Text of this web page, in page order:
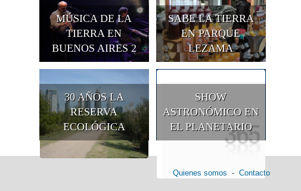
MÚSICA DE LA
TIERRA EN
BUENOS AIRES 2
SABE LA TIERRA
EN PARQUE
LEZAMA
30 AÑOS LA
RESERVA
ECOLÓGICA
SHOW
ASTRONÓMICO EN
EL PLANETARIO
Quienes somos - Contacto